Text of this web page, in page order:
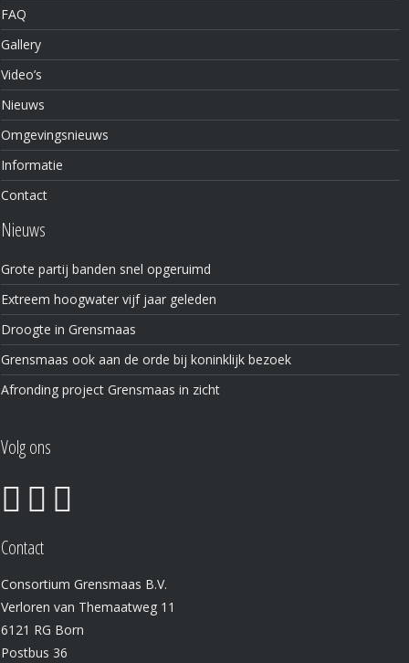
FAQ
Gallery
Video’s
Nieuws
Omgevingsnieuws
Informatie
Contact
Nieuws
Grote partij banden snel opgeruimd
Extreem hoogwater vijf jaar geleden
Droogte in Grensmaas
Grensmaas ook aan de orde bij koninklijk bezoek
Afronding project Grensmaas in zicht
Volg ons
Contact
Consortium Grensmaas B.V.
Verloren van Themaatweg 11
6121 RG Born
Postbus 36